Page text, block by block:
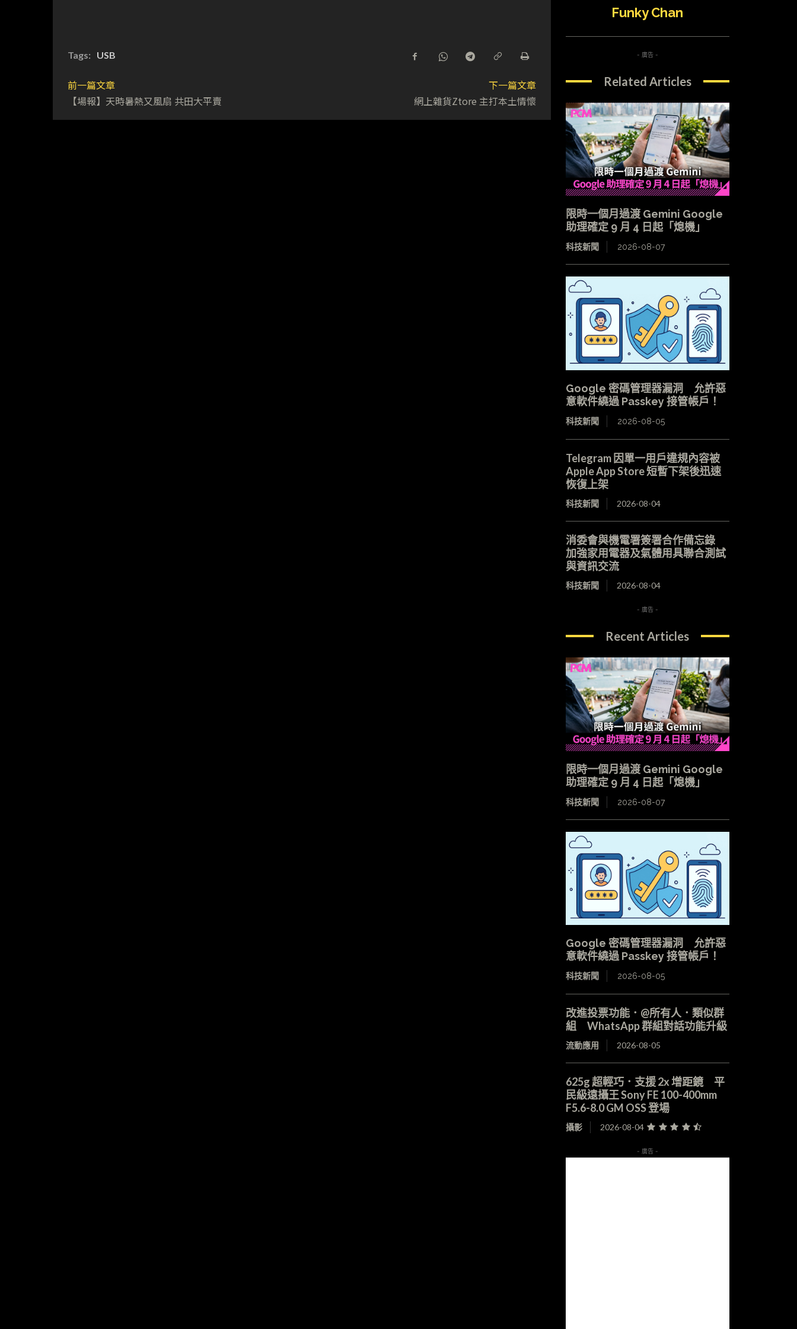
Tags: USB
前一篇文章
【場報】天時暑熱又風扇 共田大平賣
下一篇文章
網上雜貨Ztore 主打本土情懷
Funky Chan
- 廣告 -
Related Articles
限時一個月過渡 Gemini Google
助理確定 9 月 4 日起「熄機」
科技新聞 2026-08-07
Google 密碼管理器漏洞 允許惡
意軟件繞過 Passkey 接管帳戶！
科技新聞 2026-08-05
Telegram 因單一用戶違規內容被
Apple App Store 短暫下架後迅速
恢復上架
科技新聞 2026-08-04
消委會與機電署簽署合作備忘錄
加強家用電器及氣體用具聯合測試
與資訊交流
科技新聞 2026-08-04
- 廣告 -
Recent Articles
限時一個月過渡 Gemini Google
助理確定 9 月 4 日起「熄機」
科技新聞 2026-08-07
Google 密碼管理器漏洞 允許惡
意軟件繞過 Passkey 接管帳戶！
科技新聞 2026-08-05
改進投票功能．@所有人．類似群
組 WhatsApp 群組對話功能升級
流動應用 2026-08-05
625g 超輕巧．支援 2x 增距鏡 平
民級遠攝王 Sony FE 100-400mm
F5.6-8.0 GM OSS 登場
攝影 2026-08-04
- 廣告 -